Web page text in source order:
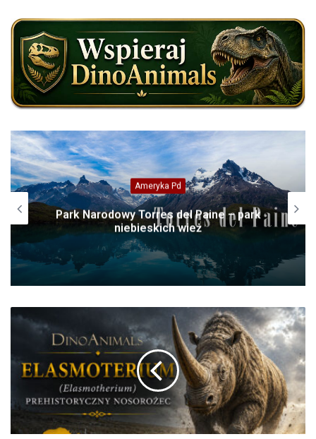
Dinozaury
Giraffatitan brancai